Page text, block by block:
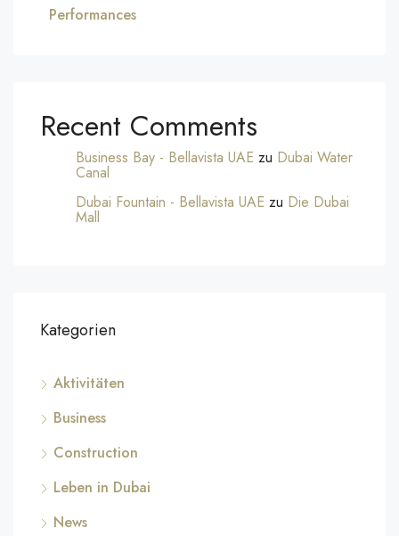
Performances
Recent Comments
Business Bay - Bellavista UAE zu Dubai Water
Canal
Dubai Fountain - Bellavista UAE zu Die Dubai
Mall
Kategorien
Aktivitäten
Business
Construction
Leben in Dubai
News